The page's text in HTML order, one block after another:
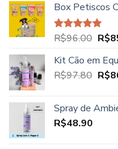
era:
Box Petiscos
Avaliação
R$96.00 O
era:
R$
Kit Cão em
R$97.80 O
era:
R$
Spray de
R$48.90